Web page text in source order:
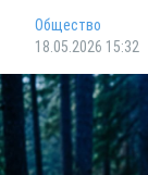
Общество
18.05.2026 15:32